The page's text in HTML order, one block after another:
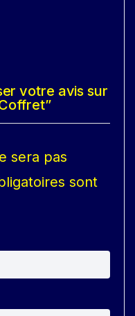
votre avis sur
sera pas
sont